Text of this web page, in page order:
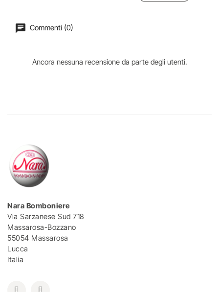
Commenti (0)
Ancora nessuna recensione da parte degli utenti.
Nara Bomboniere
Via Sarzanese Sud 718
Massarosa-Bozzano
55054 Massarosa
Lucca
Italia